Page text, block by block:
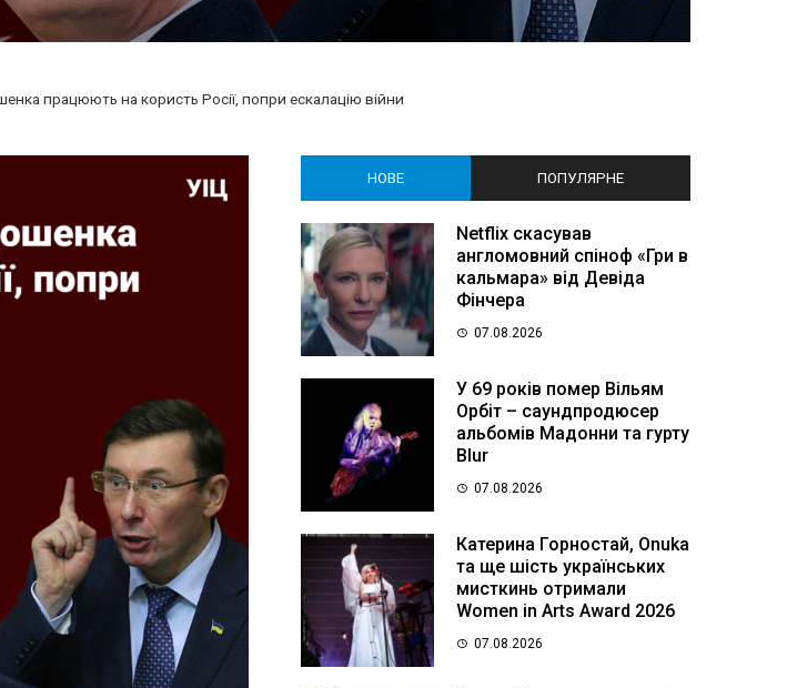
працюють на користь Росії, попри ескалацію війни
НОВЕ ПОПУЛЯРНЕ
Netflix скасував
англомовний спіноф «Гри в
кальмара» від Девіда
Фінчера
07.08.2026
У 69 років помер Вільям
Орбіт – саундпродюсер
альбомів Мадонни та гурту
Blur
07.08.2026
Катерина Горностай, Onuka
та ще шість українських
мисткинь отримали
Women in Arts Award 2026
07.08.2026